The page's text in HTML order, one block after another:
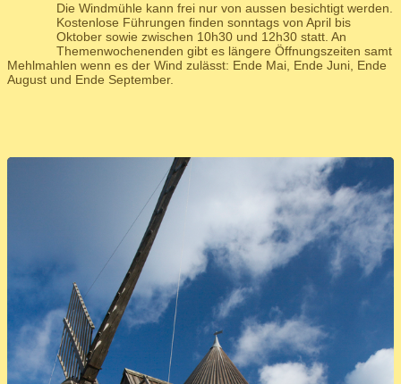
Die Windmühle kann frei nur von aussen besichtigt werden.
Kostenlose Führungen finden sonntags von April bis
Oktober sowie zwischen 10h30 und 12h30 statt. An
Themenwochenenden gibt es längere Öffnungszeiten samt
Mehlmahlen wenn es der Wind zulässt: Ende Mai, Ende Juni, Ende
August und Ende September.